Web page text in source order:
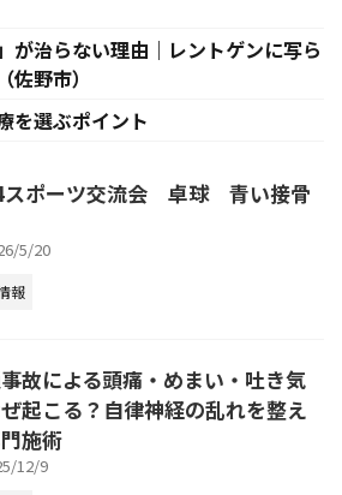
が治らない理由｜レントゲンに写ら
野市）
を選ぶポイント
ポーツ交流会 卓球 青い接骨
5/20
報
故による頭痛・めまい・吐き気
起こる？自律神経の乱れを整え
施術
12/9